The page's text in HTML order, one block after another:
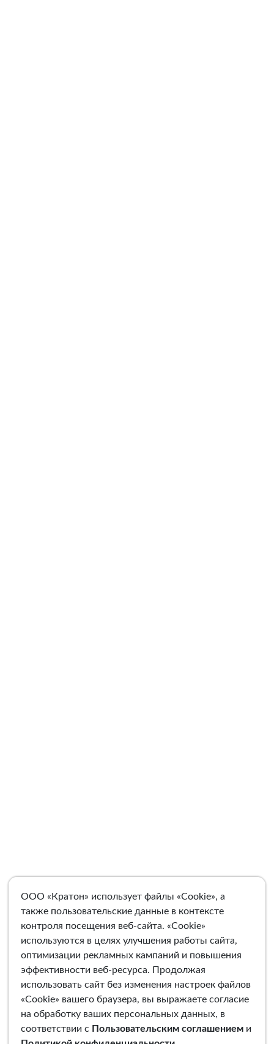
ООО «Кратон» использует файлы «Cookie», а
также пользовательские данные в контексте
контроля посещения веб-сайта. «Cookie»
используются в целях улучшения работы сайта,
оптимизации рекламных кампаний и повышения
эффективности веб-ресурса. Продолжая
использовать сайт без изменения настроек файлов
«Cookie» вашего браузера, вы выражаете согласие
на обработку ваших персональных данных, в
соответствии с Пользовательским соглашением и